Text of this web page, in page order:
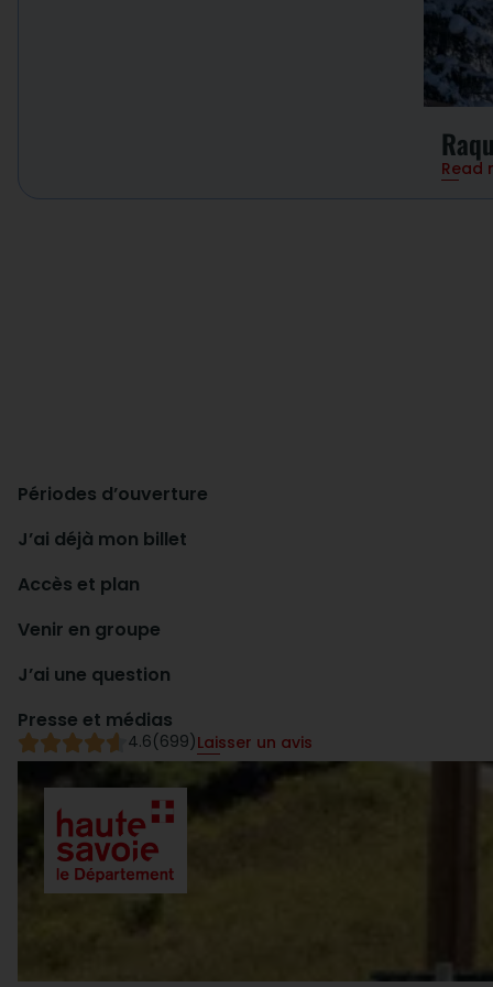
Read
Périodes d’ouverture
J’ai déjà mon billet
Accès et plan
Venir en groupe
J’ai une question
Presse et médias
4.6(699)Laisser un avis